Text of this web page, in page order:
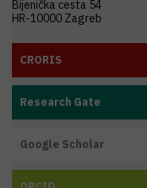
Bijenička cesta 54
HR-10000 Zagreb
CRORIS
Research Gate
Google Scholar